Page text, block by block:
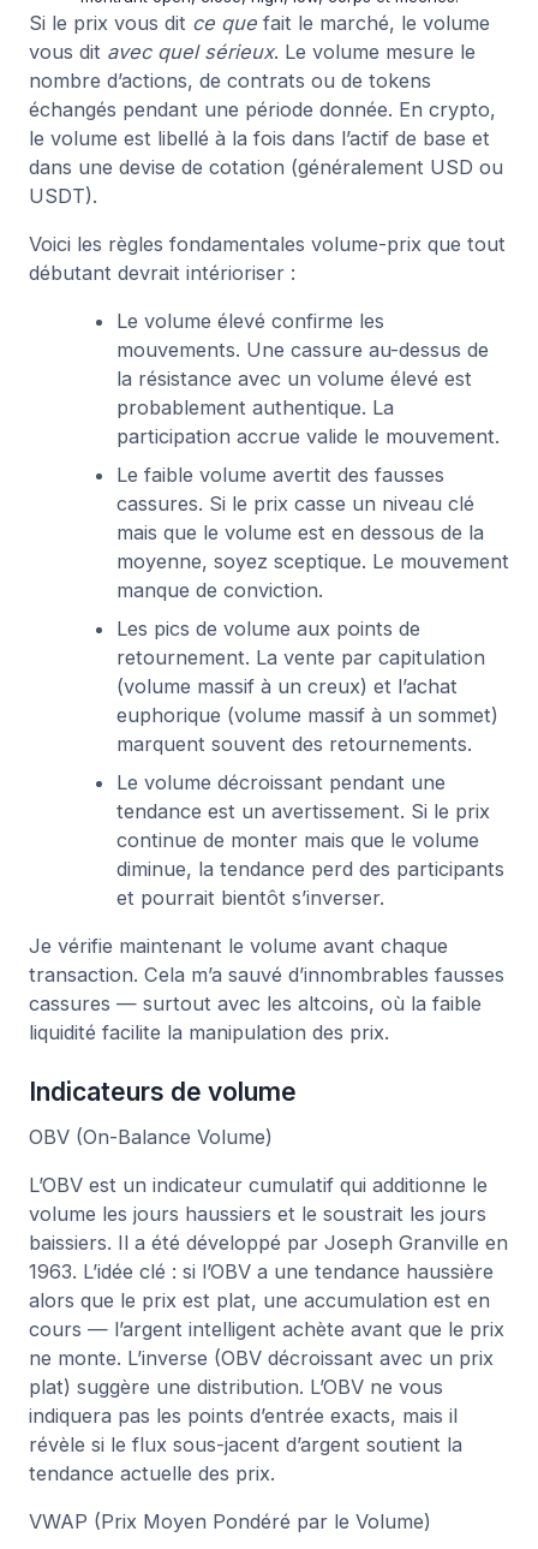
Si le prix vous dit ce que fait le marché, le volume
vous dit avec quel sérieux. Le volume mesure le
nombre d’actions, de contrats ou de tokens
échangés pendant une période donnée. En crypto,
le volume est libellé à la fois dans l’actif de base et
dans une devise de cotation (généralement USD ou
USDT).
Voici les règles fondamentales volume-prix que tout
débutant devrait intérioriser :
Le volume élevé confirme les
mouvements. Une cassure au-dessus de
la résistance avec un volume élevé est
probablement authentique. La
participation accrue valide le mouvement.
Le faible volume avertit des fausses
cassures. Si le prix casse un niveau clé
mais que le volume est en dessous de la
moyenne, soyez sceptique. Le mouvement
manque de conviction.
Les pics de volume aux points de
retournement. La vente par capitulation
(volume massif à un creux) et l’achat
euphorique (volume massif à un sommet)
marquent souvent des retournements.
Le volume décroissant pendant une
tendance est un avertissement. Si le prix
continue de monter mais que le volume
diminue, la tendance perd des participants
et pourrait bientôt s’inverser.
Je vérifie maintenant le volume avant chaque
transaction. Cela m’a sauvé d’innombrables fausses
cassures — surtout avec les altcoins, où la faible
liquidité facilite la manipulation des prix.
Indicateurs de volume
OBV (On-Balance Volume)
L’OBV est un indicateur cumulatif qui additionne le
volume les jours haussiers et le soustrait les jours
baissiers. Il a été développé par Joseph Granville en
1963. L’idée clé : si l’OBV a une tendance haussière
alors que le prix est plat, une accumulation est en
cours — l’argent intelligent achète avant que le prix
ne monte. L’inverse (OBV décroissant avec un prix
plat) suggère une distribution. L’OBV ne vous
indiquera pas les points d’entrée exacts, mais il
révèle si le flux sous-jacent d’argent soutient la
tendance actuelle des prix.
VWAP (Prix Moyen Pondéré par le Volume)